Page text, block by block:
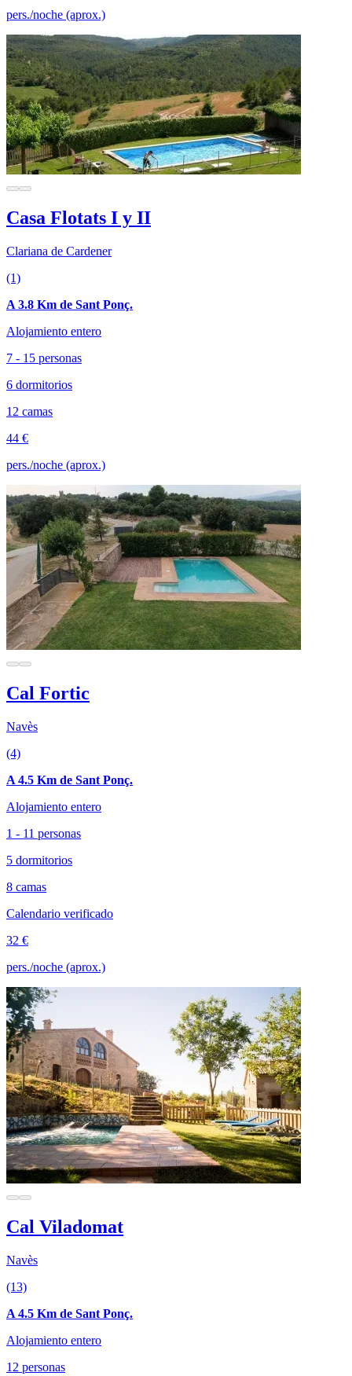
pers./noche (aprox.)
Casa Flotats I y II
Clariana de Cardener
(1)
A 3.8 Km de Sant Ponç.
Alojamiento entero
7 - 15 personas
6 dormitorios
12 camas
44 €
pers./noche (aprox.)
Cal Fortic
Navès
(4)
A 4.5 Km de Sant Ponç.
Alojamiento entero
1 - 11 personas
5 dormitorios
8 camas
Calendario verificado
32 €
pers./noche (aprox.)
Cal Viladomat
Navès
(13)
A 4.5 Km de Sant Ponç.
Alojamiento entero
12 personas